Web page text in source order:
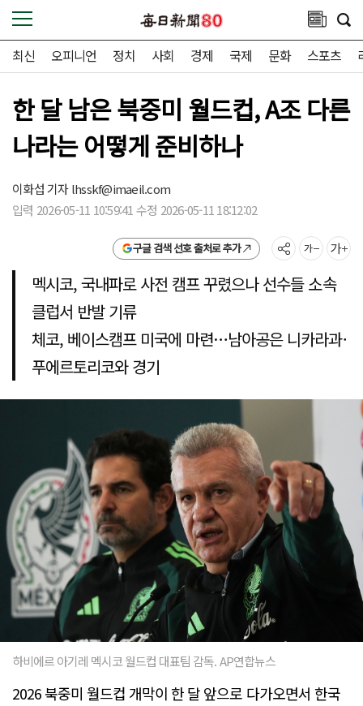
최신 오피니언 정치 사회 경제 국제 문화 스포츠
한 달 남은 북중미 월드컵, A조 다른
나라는 어떻게 준비하나
이화섭 기자lhsskf@imaeil.com
입력 2026-05-11 10:59:41 수정 2026-05-11 18:12:02
구글 검색 선호 출처로 추가
멕시코, 국내파로 사전 캠프 꾸렸으나 선수들 소속
클럽서 반발 기류
체코, 베이스캠프 미국에 마련…남아공은 니카라과·
푸에르토리코와 경기
하비에르 아기레 멕시코 월드컵 대표팀 감독. AP연합뉴스
2026 북중미 월드컵 개막이 한 달 앞으로 다가오면서 한국